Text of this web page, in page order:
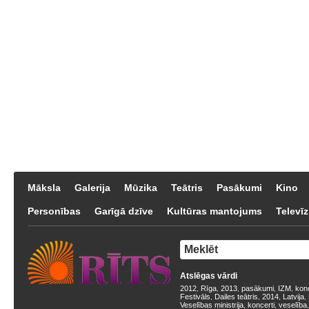
Māksla Galerija Mūzika Teātris Pasākumi Kino
Personības Garīgā dzīve Kultūras mantojums
Atslēgas vārdi
2012 Rīga 2013 pasākumi IZM
Festivāls
Dailes teātris 2014 Latvija
Veselības ministrija koncerti veselība